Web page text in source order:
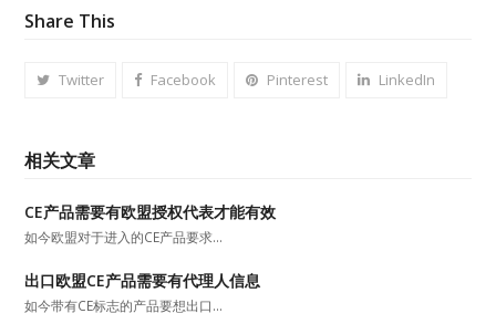
Share This
Twitter Facebook Pinterest LinkedIn
相关文章
CE产品需要有欧盟授权代表才能有效
如今欧盟对于进入的CE产品要求…
出口欧盟CE产品需要有代理人信息
如今带有CE标志的产品要想出口…